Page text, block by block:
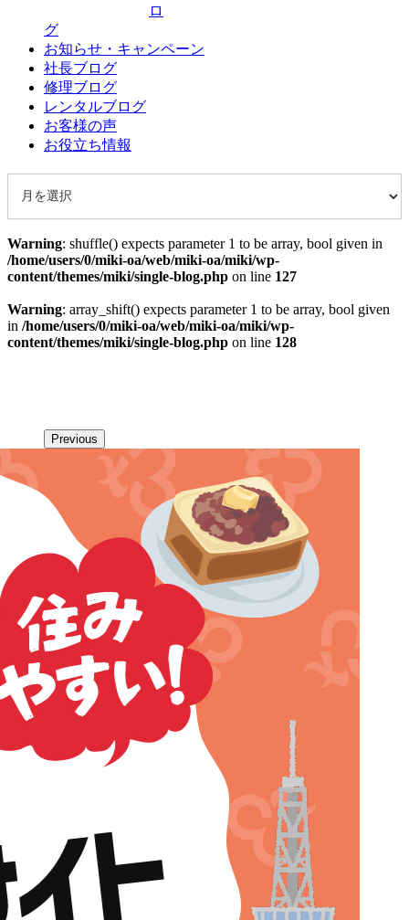
ロ
グ
お知らせ・キャンペーン
社長ブログ
修理ブログ
レンタルブログ
お客様の声
お役立ち情報
Warning: shuffle() expects parameter 1 to be array, bool given in
/home/users/0/miki-oa/web/miki-oa/miki/wp-
content/themes/miki/single-blog.php on line 127
Warning: array_shift() expects parameter 1 to be array, bool given
in /home/users/0/miki-oa/web/miki-oa/miki/wp-
content/themes/miki/single-blog.php on line 128
Previous